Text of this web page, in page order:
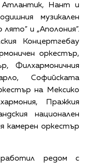
Атлантик, Нант и
музикален
и „Аполония”.
Концертгебау
оркестър,
Филхармоничния
Софийската
на Мексико
Пражкия
национален
камерен оркестър
редом с